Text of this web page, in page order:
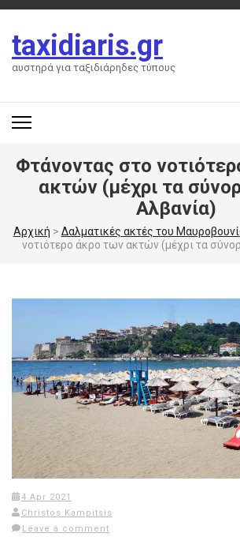
Skip
content
(Press
taxidiaris.gr
αυστηρά για ταξιδιάρηδες τύπους
Φτάνοντας στο
ακτών (μέχρι τα
Αλβανία)
Αρχική > Δαλματικές ακτές του
νοτιότερο άκρο των ακτών (μέχρι τα
4 Apr 2021
Christos Kampitsis
Leave a comment